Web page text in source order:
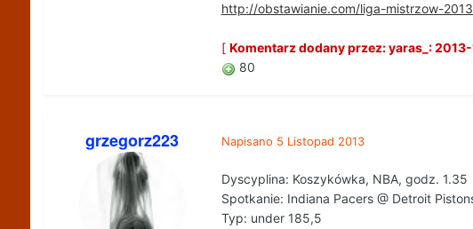
http://obstawianie.com/liga-mistrzow-
[ Komentarz dodany przez: yaras_:
80
grzegorz223 Napisano 5 Listopad 2013
Dyscyplina: Koszykówka, NBA, godz. 1.35
Spotkanie: Indiana Pacers @ Detroit
Typ: under 185,5